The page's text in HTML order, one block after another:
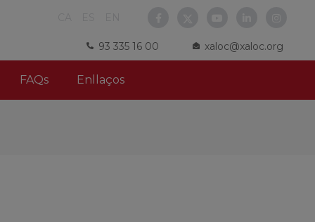
93 335 16 00 xaloc@xaloc.org
FAQs Enllaços